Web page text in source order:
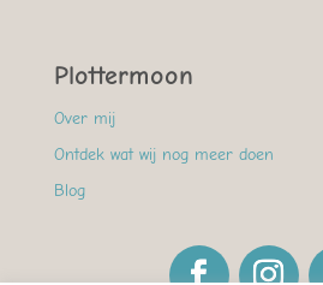
Plottermoon
Over mij
Ontdek wat wij nog meer doen
Blog